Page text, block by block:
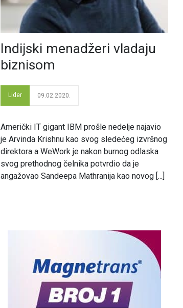
Indijski menadžeri vladaju
biznisom
Lider 09.02.2020.
Američki IT gigant IBM prošle nedelje najavio
je Arvinda Krishnu kao svog sledećeg izvršnog
direktora a WeWork je nakon burnog odlaska
svog prethodnog čelnika potvrdio da je
angažovao Sandeepa Mathranija kao novog [...]